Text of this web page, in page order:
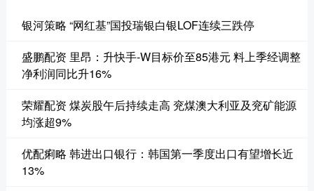
银河策略 “网红基”国投瑞银白银LOF连续三跌停
盛鹏配资 里昂：升快手-W目标价至85港元 料上季经调整
净利润同比升16%
荣耀配资 煤炭股午后持续走高 兖煤澳大利亚及兖矿能源
均涨超9%
优配痢略 韩进出口银行：韩国第一季度出口有望增长近
13%